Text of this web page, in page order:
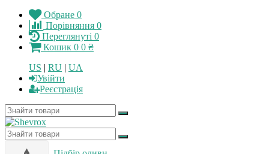
Обране 0
Порівняння 0
Переглянуті 0
Кошик 0 0 ₴
US | RU | UA
Увійти
Реєстрація